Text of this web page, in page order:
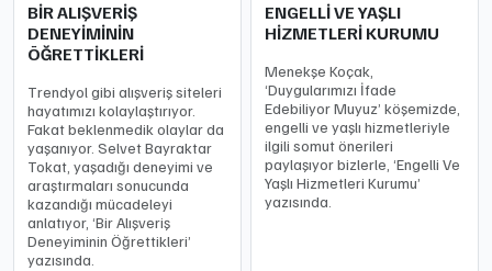
BİR ALIŞVERİŞ
DENEYİMİNİN
ÖĞRETTİKLERİ
Trendyol gibi alışveriş siteleri
hayatımızı kolaylaştırıyor.
Fakat beklenmedik olaylar da
yaşanıyor. Selvet Bayraktar
Tokat, yaşadığı deneyimi ve
araştırmaları sonucunda
kazandığı mücadeleyi
anlatıyor, ‘Bir Alışveriş
Deneyiminin Öğrettikleri’
yazısında.
ENGELLİ VE YAŞLI
HİZMETLERİ KURUMU
Menekşe Koçak,
‘Duygularımızı İfade
Edebiliyor Muyuz’ köşemizde,
engelli ve yaşlı hizmetleriyle
ilgili somut önerileri
paylaşıyor bizlerle, ‘Engelli Ve
Yaşlı Hizmetleri Kurumu’
yazısında.